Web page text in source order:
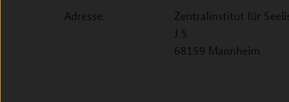
Adresse:
Zentralinstitut für
J 5
68159 Mannheim